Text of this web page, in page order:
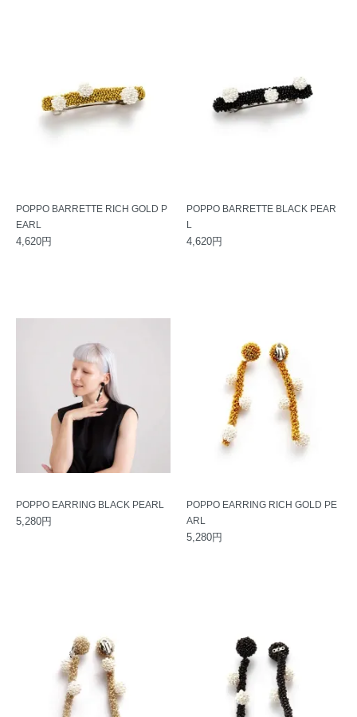
POPPO BARRETTE RICH GOLD P
EARL
4,620円
POPPO BARRETTE BLACK PEAR
L
4,620円
POPPO EARRING BLACK PEARL
5,280円
POPPO EARRING RICH GOLD PE
ARL
5,280円